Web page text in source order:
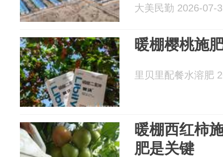
大美民勤 2026-07-
暖棚樱桃施
里贝里配餐水溶肥
暖棚西红柿
肥是关键